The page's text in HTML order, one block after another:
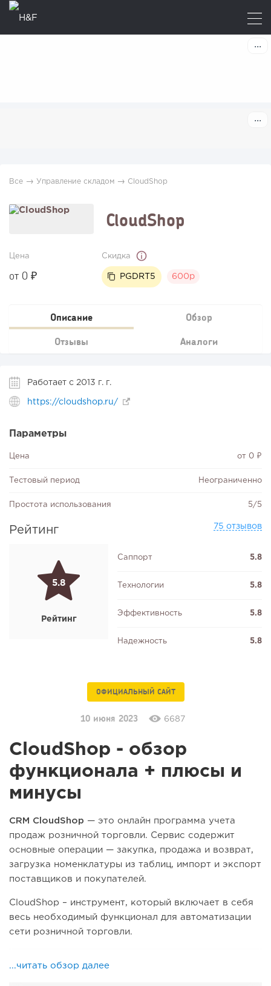
Все → Управление складом → CloudShop
CloudShop
Скидка
PGDRT5 600р
Цена
от 0 ₽
Описание Обзор
Отзывы Аналоги
Работает с 2013 г. г.
https://cloudshop.ru/
Параметры
Цена от 0 ₽
Тестовый период Неограниченно
Простота использования 5/5
Рейтинг 75 отзывов
5.8
Рейтинг
Саппорт 5.8
Технологии 5.8
Эффективность 5.8
Надежность 5.8
ОФИЦИАЛЬНЫЙ САЙТ
10 июня 2023 6687
CloudShop - обзор
функционала + плюсы и
минусы
CRM CloudShop — это онлайн программа учета
продаж розничной торговли. Сервис содержит
основные операции — закупка, продажа и возврат,
загрузка номенклатуры из таблиц, импорт и экспорт
поставщиков и покупателей.
CloudShop – инструмент, который включает в себя
весь необходимый функционал для автоматизации
сети розничной торговли.
...читать обзор далее